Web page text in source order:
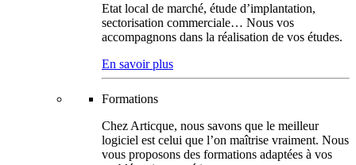
Etat local de marché, étude d’implantation,
sectorisation commerciale… Nous vos
accompagnons dans la réalisation de vos études.
En savoir plus
Formations
Chez Articque, nous savons que le meilleur
logiciel est celui que l’on maîtrise vraiment. Nous
vous proposons des formations adaptées à vos